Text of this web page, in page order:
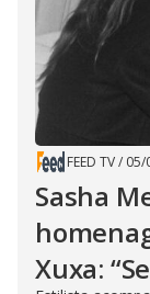
FEED TV/ 05/
Sasha
Xuxa: